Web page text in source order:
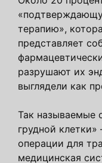
терапию»,
представляет
разрушают их
выглядели как
Так называемые
грудной
операции для
медицинская